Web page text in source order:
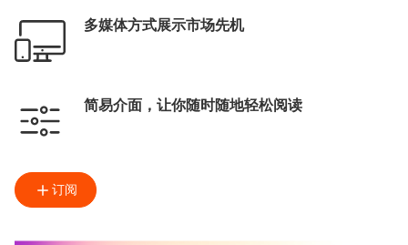
多媒体方式展示市场先机
简易介面，让你随时随地轻松阅读
订阅